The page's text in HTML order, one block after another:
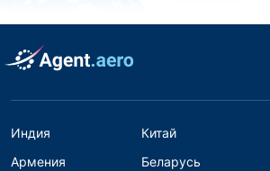
Индия Китай
Армения
Беларусь